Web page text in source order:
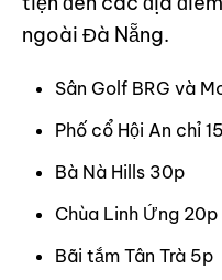
ngoài Đà Nẵng.
Sân Golf BRG và
Phố cổ Hội An chỉ
Bà Nà Hills 30p
Chùa Linh Ứng 20p
Bãi tắm Tân Trà 5p